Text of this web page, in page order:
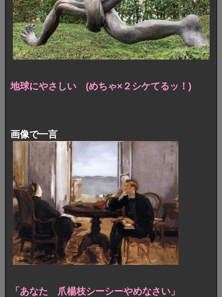
地球にやさしい (めちゃ×２シケてるッ！)
画像で一言
「あなた 爪楊枝シーシーやめなさい」